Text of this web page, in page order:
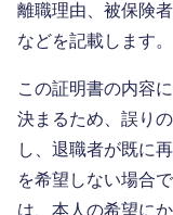
離職理由、被保険
などを記載します。
この証明書の内容
決まるため、誤り
し、退職者が既に
を希望しない場合
は、本人の希望に